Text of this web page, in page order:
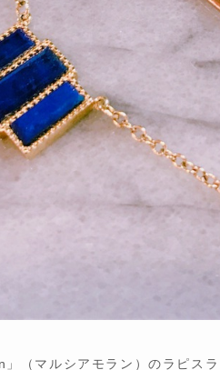
（マルシアモラン）のラピス